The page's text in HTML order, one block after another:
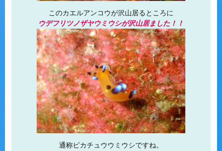
このカエルアンコウが沢山居るところに
ウデフリツノザヤウミウシが沢山居ました！！
通称ピカチュウウミウシですね。